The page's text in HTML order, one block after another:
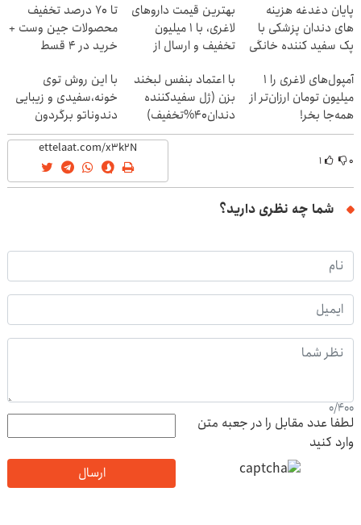
پایان دغدغه هزینه
های دندان پزشکی با
پک سفید کننده خانگی
بهترین قیمت داروهای
لاغری، با ۱ میلیون
تخفیف و ارسال از
تا 70 درصد تخفیف
محصولات جین وست +
خرید در 4 قسط
آمپول‌های لاغری را ۱
میلیون تومان ارزان‌تر از
همه‌جا بخر!
با اعتماد بنفس لبخند
بزن (ژل سفیدکننده
دندان40%تخفیف)
با این روش توی
خونه،سفیدی و زیبایی
دندوناتو برگردون
(40%off)
۰ ۱
شما چه نظری دارید؟
0/400
لطفا عدد مقابل را در جعبه متن
وارد کنید
ارسال